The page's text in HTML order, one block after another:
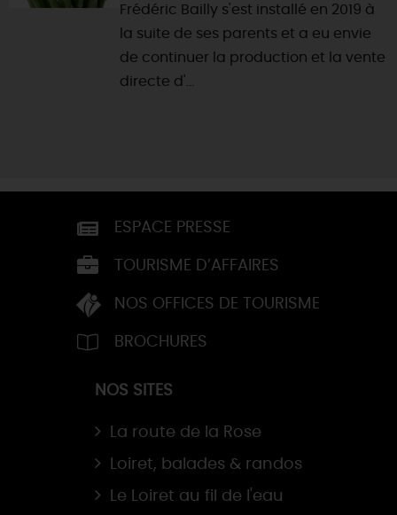
Frédéric Bailly s'est installé en 2019 à
la suite de ses parents et a eu envie
de continuer la production et la vente
directe d'...
ESPACE PRESSE
TOURISME D’AFFAIRES
NOS OFFICES DE TOURISME
BROCHURES
NOS SITES
La route de la Rose
Loiret, balades & randos
Le Loiret au fil de l'eau